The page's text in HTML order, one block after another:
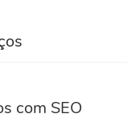
com SEO